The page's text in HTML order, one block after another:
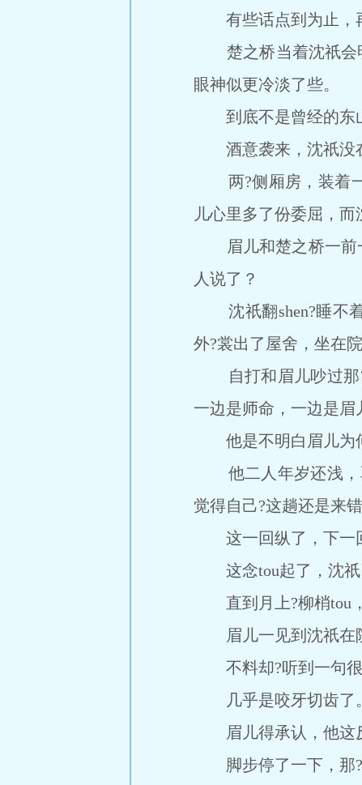
有些话点到为止，再
楚之桥当着沈祇会明
眼神似更冷淡了些。
到底不是曾经的东山
酒意袭来，沈祇没在
两?侧厢房，装着一
儿心里多了份委屈，而
眉儿和楚之桥一前一
人说了？
沈祇翻shen?睡不着
外?裳出了屋舍，坐在
自打和眉儿吵过那?
一边是师命，一边是眉
他是不明白眉儿为何
他二人年岁还浅，
觉得自己?这趟还是来错
这一回纵了，下一回
这念tou起了，沈祇
直到月上?柳梢tou，
眉儿一见到沈祇在院
不料却?听到一句很
几乎是咬牙切齿了。
眉儿得承认，他这反
脚步停了一下，那?